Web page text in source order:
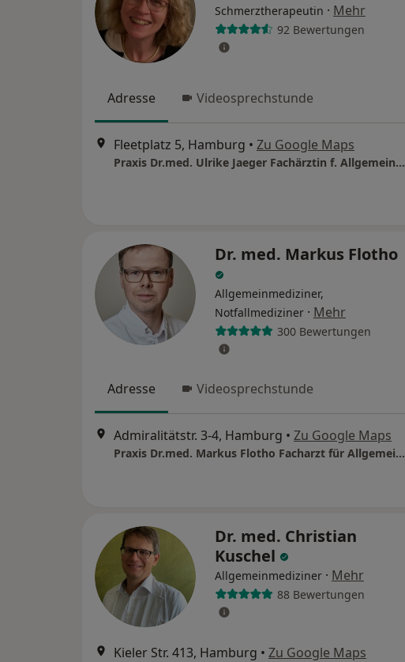
Schmerztherapeutin · Mehr
92 Bewertungen
Adresse Videosprechstunde
Fleetplatz 5, Hamburg • Zu Google Maps
Praxis Dr.med. Ulrike Jaeger Fachärztin f. Allgemeinmedizin
Dr. med. Markus Flotho
Allgemeinmediziner,
Notfallmediziner · Mehr
300 Bewertungen
Adresse Videosprechstunde
Admiralitätstr. 3-4, Hamburg • Zu Google Maps
Praxis Dr.med. Markus Flotho Facharzt für Allgemeinmedizin
Dr. med. Christian
Kuschel
Allgemeinmediziner · Mehr
88 Bewertungen
Kieler Str. 413, Hamburg • Zu Google Maps